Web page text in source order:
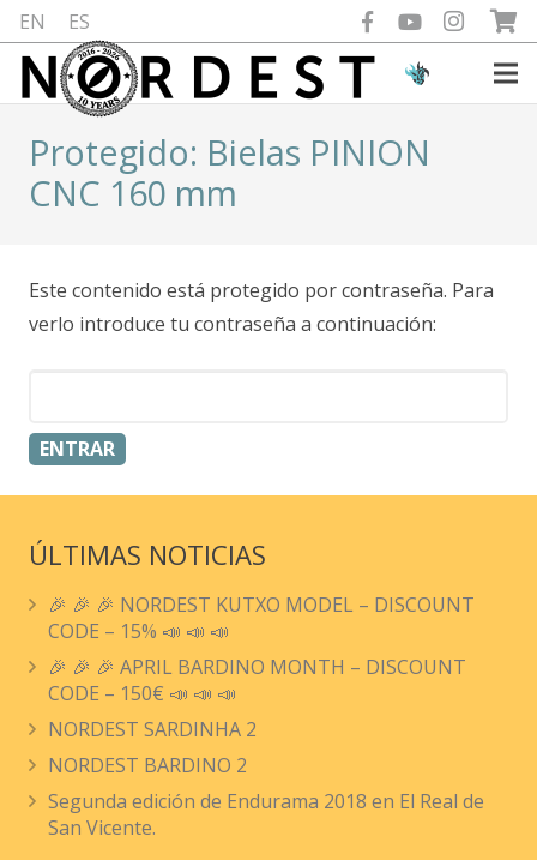
EN ES
Protegido: Bielas PINION
CNC 160 mm
Este contenido está protegido por contraseña. Para
verlo introduce tu contraseña a continuación:
ÚLTIMAS NOTICIAS
🎉 🎉 🎉 NORDEST KUTXO MODEL – DISCOUNT
CODE – 15% 📣 📣 📣
🎉 🎉 🎉 APRIL BARDINO MONTH – DISCOUNT
CODE – 150€ 📣 📣 📣
NORDEST SARDINHA 2
NORDEST BARDINO 2
Segunda edición de Endurama 2018 en El Real de
San Vicente.